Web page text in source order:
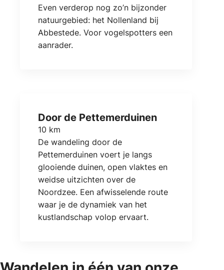
Even verderop nog zo’n bijzonder
natuurgebied: het Nollenland bij
Abbestede. Voor vogelspotters een
aanrader.
Door de Pettemerduinen
10 km
De wandeling door de
Pettemerduinen voert je langs
glooiende duinen, open vlaktes en
weidse uitzichten over de
Noordzee. Een afwisselende route
waar je de dynamiek van het
kustlandschap volop ervaart.